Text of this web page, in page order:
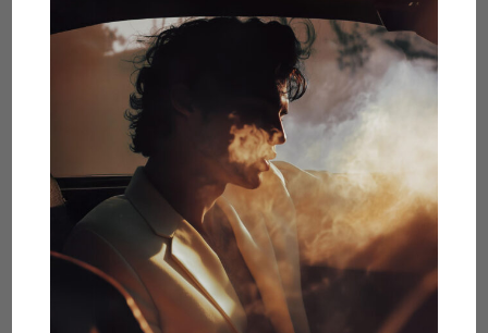
kompatibilné zložky, ale zdá sa, že opak je pravdou.
Tabak je evidentne ústrednou zložkou, ale v úvode je
viac kokosu ktorý dopĺňa niečo ako rumová aróma na
pečenie a už ten tabak, ktorý postupne silnie, až
pohltí všetko ostatné. Malá štipka kokosu ale občas
vykukne až do konca a že ten koniec je ďaleko….drží
cez 12 hodín.
Imaginative Collection